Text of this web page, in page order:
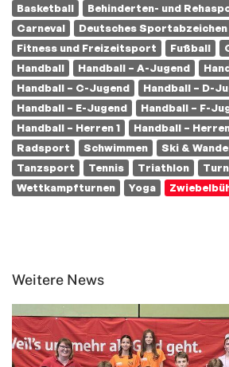
Basketball Behinderten- und
Carneval
Deutsches Sportabzeichen
Fitness und Freizeitsport
Fußball
Handball
Handball – A-Jugend
Handball – C-Jugend
Handball – D-
Handball – E-Jugend
Handball – F-
Handball – Herren 1
Handball –
Radsport
Schwimmen Ski &
Tanzsport
Tennis Triathlon
Wettkampfturnen
Yoga
Weitere News